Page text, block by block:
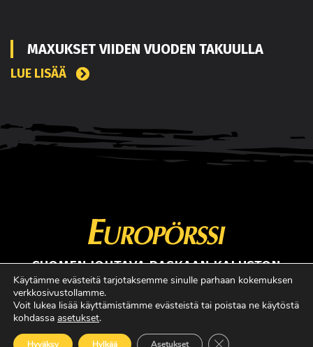
MAXUKSET VIIDEN VUODEN TAKUULLA
LUE LISÄÄ
SUOMEN JOHTAVA RASKAAN KALUSTON
ERIKOISLEHTI
Copyright © Faktavisa Oy / Europörssi 2017. All Rights Reserved.
Käytämme evästeitä tarjotaksemme sinulle parhaan kokemuksen
verkkosivustollamme.
Voit lukea lisää käyttämistämme evästeistä tai poistaa ne käytöstä
kohdassa asetukset.
Hyväksy Hylkää Asetukset Sulje evästebanneri